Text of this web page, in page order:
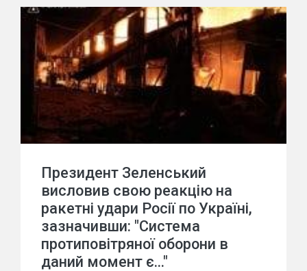
Президент Зеленський
висловив свою реакцію на
ракетні удари Росії по Україні,
зазначивши: "Система
протиповітряної оборони в
даний момент є..."